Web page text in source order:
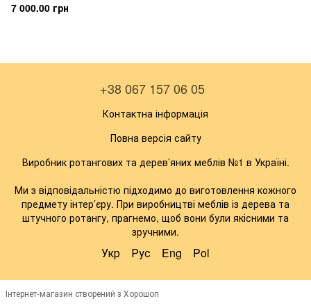
7 000.00 грн
+38 067 157 06 05
Контактна інформація
Повна версія сайту
Виробник ротангових та дерев’яних меблів №1 в Україні.
Ми з відповідальністю підходимо до виготовлення кожного
предмету інтер’єру. При виробництві меблів із дерева та
штучного ротангу, прагнемо, щоб вони були якісними та
зручними.
Укр Рус Eng Pol
Інтернет-магазин створений з Хорошоп